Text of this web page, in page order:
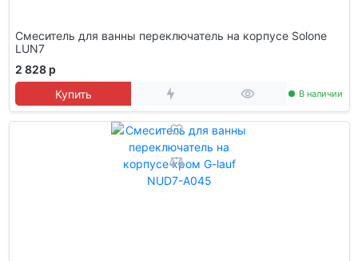
Смеситель для ванны переключатель на корпусе Solone
LUN7
2 828 р
Купить
В наличии